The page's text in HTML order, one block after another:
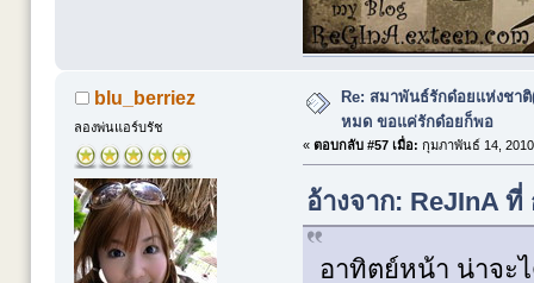
blu_berriez
ลองพ่นแอร์บรัช
Re: สมาพันธ์รักด๋อยแห่งชา
หมด ขอแค่รักด๋อยก็พอ
« ตอบกลับ #57 เมื่อ: กุมภาพันธ์ 14,
อ้างจาก: ReJInA
อาทิตย์หน้า น่าจะ